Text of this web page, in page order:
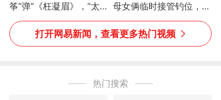
筝“弹”《枉凝眉》，“太
像了～你是吃古筝长大的
吗？”“或将成为首位考级
不带古筝的选手。”（来
母女俩临时接管钓位，用
玩具鱼竿钓上大鱼
打开网易新闻，查看更多热门视频
热门搜索